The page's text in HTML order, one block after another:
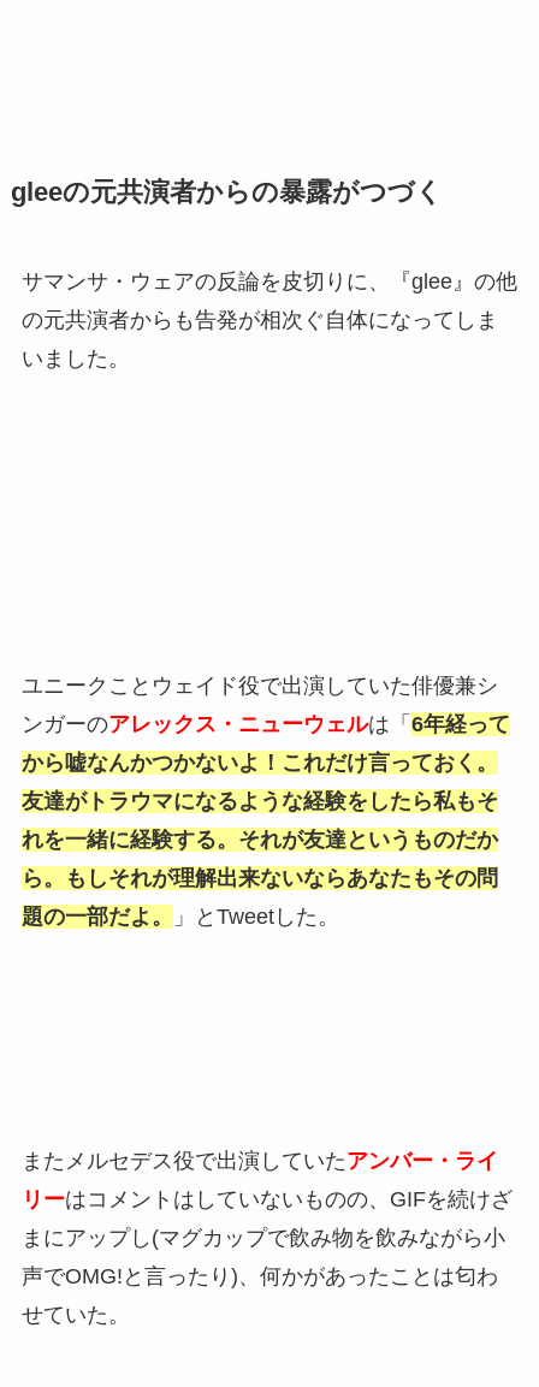
gleeの元共演者からの暴露がつづく
サマンサ・ウェアの反論を皮切りに、『glee』の他
の元共演者からも告発が相次ぐ自体になってしま
いました。
ユニークことウェイド役で出演していた俳優兼シ
ンガーのアレックス・ニューウェルは「 6年経って
から嘘なんかつかないよ！これだけ言っておく。
友達がトラウマになるような経験をしたら私もそ
れを一緒に経験する。それが友達というものだか
ら。もしそれが理解出来ないならあなたもその問
題の一部だよ。
」とTweetした。
またメルセデス役で出演していたアンバー・ライ
リーはコメントはしていないものの、GIFを続けざ
まにアップし(マグカップで飲み物を飲みながら小
声でOMG!と言ったり)、何かがあったことは匂わ
せていた。